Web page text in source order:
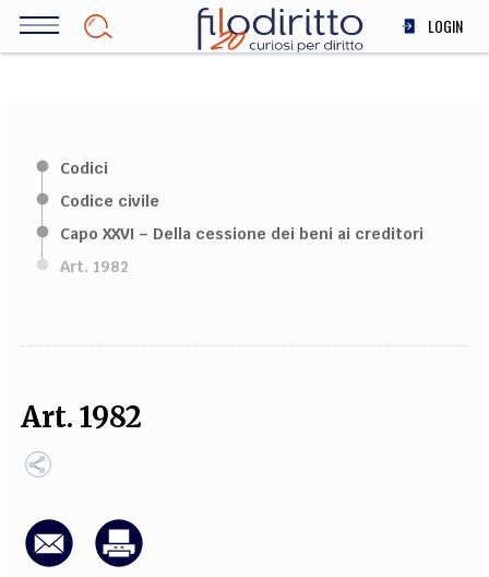
Salta
LOGIN
STORIA E FILOSOFIA
FILODIRITTO REDAZIONE
CODICI RUBRICHE
Codici
Codice civile
Capo XXVI – Della cessione dei beni ai creditori
Art. 1982
Art. 1982